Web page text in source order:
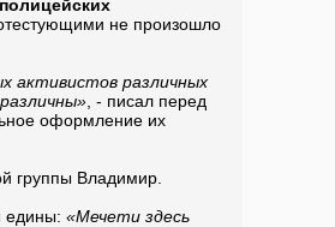
не произошло
активистов различных
, - писал перед
оформление их
группы Владимир.
едины: «Мечети здесь